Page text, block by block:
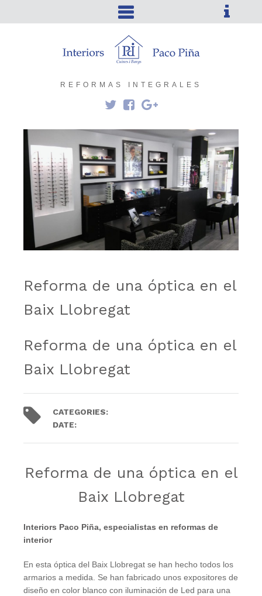
REFORMAS INTEGRALES
Reforma de una óptica en el
Baix Llobregat
Reforma de una óptica en el
Baix Llobregat
CATEGORIES:
DATE:
Reforma de una óptica en el
Baix Llobregat
Interiors Paco Piña, especialistas en reformas de
interior
En esta óptica del Baix Llobregat se han hecho todos los
armarios a medida. Se han fabricado unos expositores de
diseño en color blanco con iluminación de Led para una